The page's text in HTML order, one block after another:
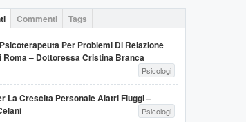
Commenti Tags
Per Problemi Di Relazione
Roma – Dottoressa Cristina Branca
Psicologi
La Crescita Personale Alatri Fiuggi –
Psicologi